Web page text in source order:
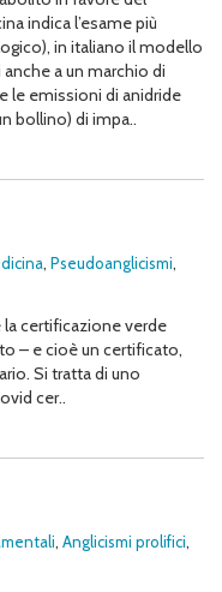
indica l’esame più
in italiano il modello
a un marchio di
le emissioni di anidride
bollino) di impa..
, Pseudoanglicismi,
certificazione verde
– e cioè un certificato,
Si tratta di uno
cer..
, Anglicismi prolifici,